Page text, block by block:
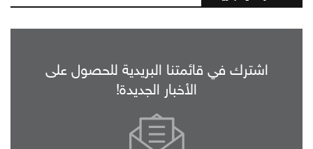
اشترك في قائمتنا البريدية للحصول على
الأخبار الجديدة!